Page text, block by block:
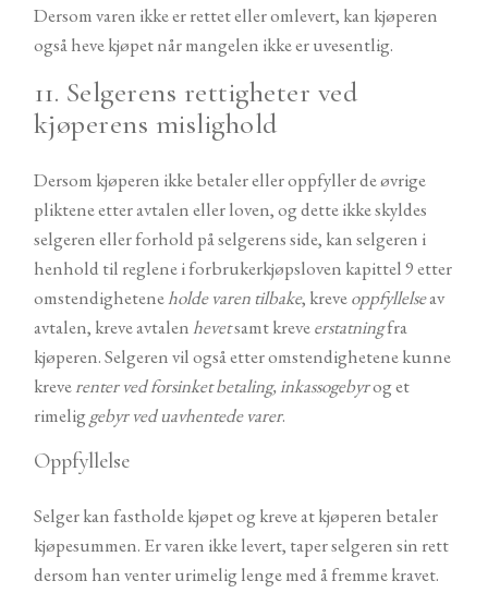
Dersom varen ikke er rettet eller omlevert, kan kjøperen
også heve kjøpet når mangelen ikke er uvesentlig.
11. Selgerens rettigheter ved
kjøperens mislighold
Dersom kjøperen ikke betaler eller oppfyller de øvrige
pliktene etter avtalen eller loven, og dette ikke skyldes
selgeren eller forhold på selgerens side, kan selgeren i
henhold til reglene i forbrukerkjøpsloven kapittel 9 etter
omstendigheteneholde varen tilbake, kreveoppfyllelseav
avtalen, kreve avtalenhevetsamt kreveerstatningfra
kjøperen. Selgeren vil også etter omstendighetene kunne
kreverenter ved forsinket betaling, inkassogebyrog et
rimeliggebyr ved uavhentede varer.
Oppfyllelse
Selger kan fastholde kjøpet og kreve at kjøperen betaler
kjøpesummen. Er varen ikke levert, taper selgeren sin rett
dersom han venter urimelig lenge med å fremme kravet.